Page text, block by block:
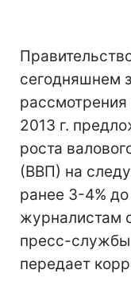
сегодняшнем
2013 г.
роста
(ВВП) на
ранее 3-4%
журналистам
пресс-службы
передает